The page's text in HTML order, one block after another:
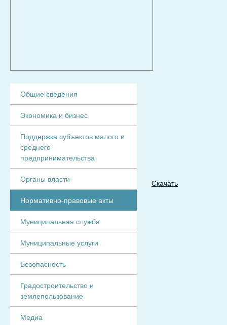
Скачать
Общие сведения
Экономика и бизнес
Поддержка субъектов малого и
среднего
предпринимательства
Органы власти
Нормативно-правовые акты
Муниципальная служба
Муниципальные услуги
Безопасность
Градостроительство и
землепользование
Медиа